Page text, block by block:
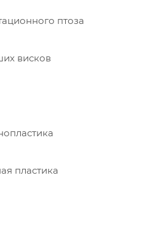
птоза
висков
пластика